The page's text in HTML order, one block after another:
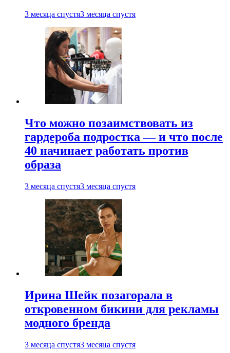
3 месяца спустя3 месяца спустя
Что можно позаимствовать из
гардероба подростка — и что после
40 начинает работать против
образа
3 месяца спустя3 месяца спустя
Ирина Шейк позагорала в
откровенном бикини для рекламы
модного бренда
3 месяца спустя3 месяца спустя